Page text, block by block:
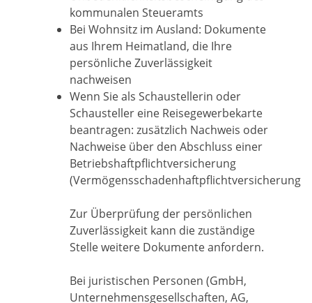
kommunalen Steueramts
Bei Wohnsitz im Ausland: Dokumente
aus Ihrem Heimatland, die Ihre
persönliche Zuverlässigkeit
nachweisen
Wenn Sie als Schaustellerin oder
Schausteller eine Reisegewerbekarte
beantragen: zusätzlich Nachweis oder
Nachweise über den Abschluss einer
Betriebshaftpflichtversicherung
(Vermögensschadenhaftpflichtversicherung
Zur Überprüfung der persönlichen
Zuverlässigkeit kann die zuständige
Stelle weitere Dokumente anfordern.
Bei juristischen Personen (GmbH,
Unternehmensgesellschaften, AG,